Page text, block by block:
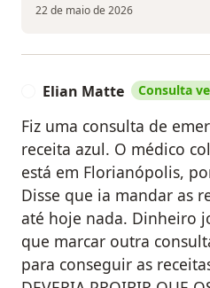
22 de maio de 2026
Elian Matte Consulta
Fiz uma consulta de
receita azul. O médico
está em Florianópolis,
Disse que ia mandar as
até hoje nada. Dinheiro
que marcar outra
para conseguir as